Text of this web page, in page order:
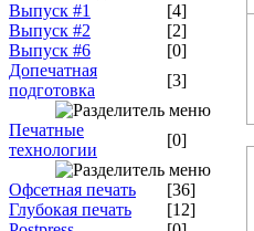
Выпуск #1
[4]
Выпуск #2
[2]
Выпуск #6
[0]
Допечатная
подготовка
[3]
Печатные
технологии
[0]
Офсетная печать
[36]
Глубокая печать
[12]